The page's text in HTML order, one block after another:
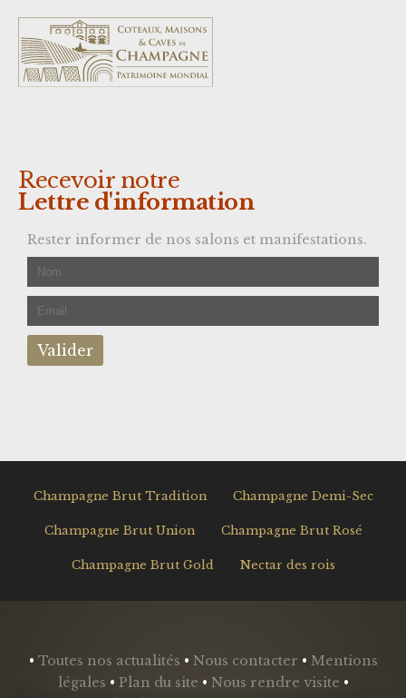
Recevoir notre
Lettre d'information
Rester informer de nos salons et manifestations.
Champagne Brut Tradition Champagne Demi-Sec
Champagne Brut Union Champagne Brut Rosé
Champagne Brut Gold Nectar des rois
• Toutes nos actualités • Nous contacter • Mentions
légales • Plan du site • Nous rendre visite •